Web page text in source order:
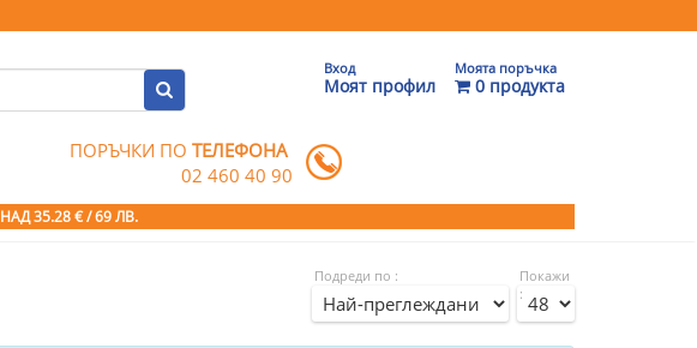
Вход
Моят профил
Моята поръчка
0 продукта
ПОРЪЧКИ ПОТЕЛЕФОНА
02 460 40 90
НАД 35.28 € / 69 ЛВ.
Подреди по :
Покажи
: